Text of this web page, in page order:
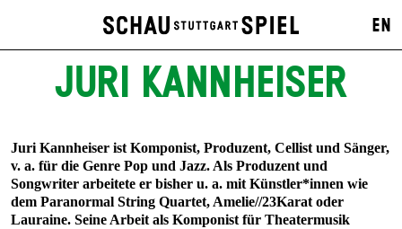
EN
JURI KANNHEISER
Juri Kannheiser ist Komponist, Produzent, Cellist und Sänger,
v. a. für die Genre Pop und Jazz. Als Produzent und
Songwriter arbeitete er bisher u. a. mit Künstler*innen wie
dem Paranormal String Quartet, Amelie//23Karat oder
Lauraine. Seine Arbeit als Komponist für Theatermusik